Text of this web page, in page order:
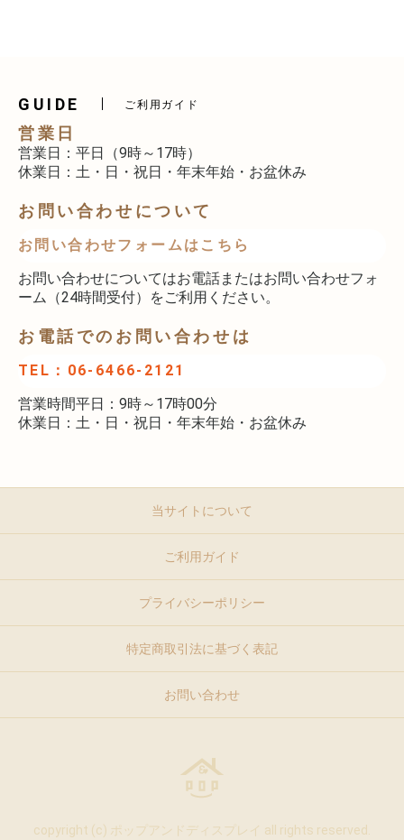
GUIDE ご利用ガイド
営業日
営業日：平日（9時～17時）
休業日：土・日・祝日・年末年始・お盆休み
お問い合わせについて
お問い合わせフォームはこちら
お問い合わせについてはお電話またはお問い合わせフォ
ーム（24時間受付）をご利用ください。
お電話でのお問い合わせは
TEL：06-6466-2121
営業時間平日：9時～17時00分
休業日：土・日・祝日・年末年始・お盆休み
当サイトについて
ご利用ガイド
プライバシーポリシー
特定商取引法に基づく表記
お問い合わせ
copyright (c) ポップアンドディスプレイ all rights reserved.